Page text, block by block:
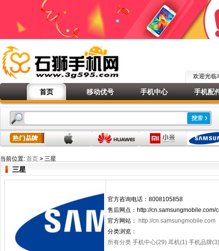
欢迎光
首页 移动优号 手机中心 手机配
当前位置: 首页 > 三星
三星
官方咨询电话：8008105858
售后网点：http://
官方网站：
http://cn.samsungmobile.com
分类浏览：
所有分类 手机中心(29) 耳机(1) 手机品牌(3)